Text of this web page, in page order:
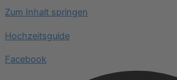
Zum Inhalt springen
Hochzeitsguide
Facebook